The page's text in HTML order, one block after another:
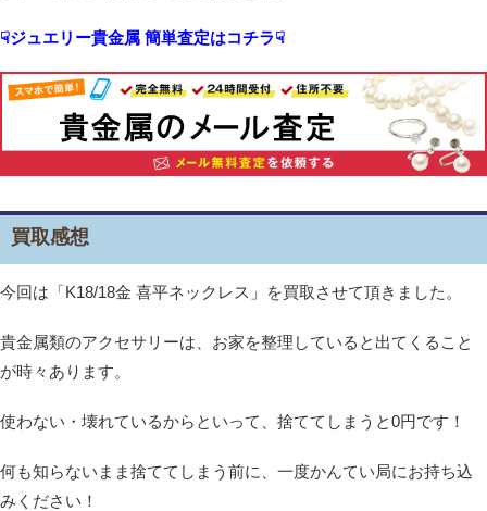
☟ジュエリー貴金属 簡単査定はコチラ☟
買取感想
今回は「K18/18金 喜平ネックレス」を買取させて頂きました。
貴金属類のアクセサリーは、お家を整理していると出てくること
が時々あります。
使わない・壊れているからといって、捨ててしまうと0円です！
何も知らないまま捨ててしまう前に、一度かんてい局にお持ち込
みください！